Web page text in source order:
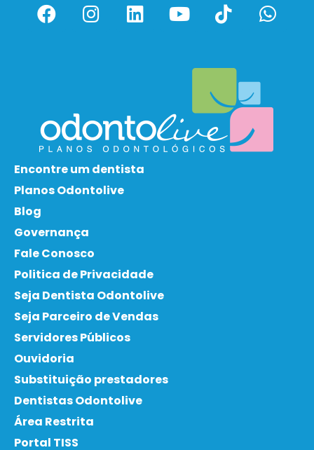
Encontre um dentista
Planos Odontolive
Blog
Governança
Fale Conosco
Politica de Privacidade
Seja Dentista Odontolive
Seja Parceiro de Vendas
Servidores Públicos
Ouvidoria
Substituição prestadores
Dentistas Odontolive
Área Restrita
Portal TISS